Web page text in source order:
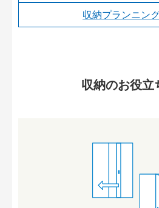
収納プランニン
収納のお役立